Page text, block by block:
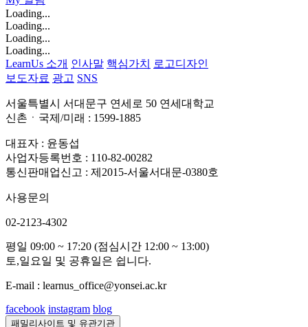
Loading...
Loading...
Loading...
Loading...
LearnUs 소개 인사말 핵심가치
로고디자인
보도자료 광고 SNS
서울특별시 서대문구 연세로 50 연세대학교
신촌ㆍ국제/미래 : 1599-1885
대표자 : 윤동섭
사업자등록번호 : 110-82-00282
통신판매업신고 : 제2015-서울서대문-0380호
사용문의
02-2123-4302
평일 09:00 ~ 17:20 (점심시간 12:00 ~ 13:00)
토,일요일 및 공휴일은 쉽니다.
E-mail : learnus_office@yonsei.ac.kr
facebook instagram blog
패밀리사이트 및 유관기관